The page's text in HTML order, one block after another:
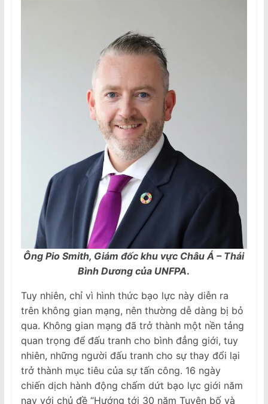
Ông Pio Smith, Giám đốc khu vực Châu Á – Thái
Bình Dương của UNFPA.
Tuy nhiên, chỉ vì hình thức bạo lực này diễn ra
trên không gian mạng, nên thường dễ dàng bị bỏ
qua. Không gian mạng đã trở thành một nền tảng
quan trọng để đấu tranh cho bình đẳng giới, tuy
nhiên, những người đấu tranh cho sự thay đổi lại
trở thành mục tiêu của sự tấn công. 16 ngày
chiến dịch hành động chấm dứt bạo lực giới năm
nay với chủ đề “Hướng tới 30 năm Tuyên bố và